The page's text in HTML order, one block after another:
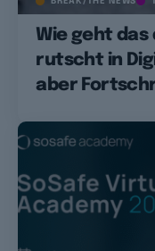
Wie geht das
rutscht in
aber